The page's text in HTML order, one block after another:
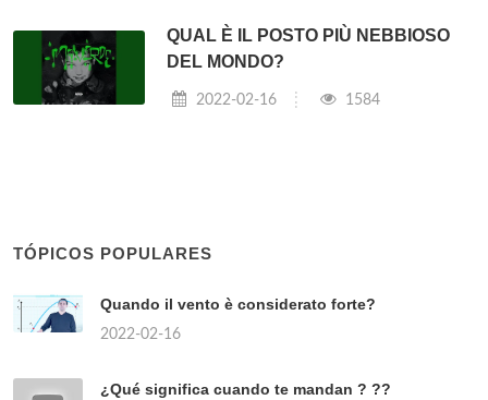
QUAL È IL POSTO PIÙ NEBBIOSO
DEL MONDO?
2022-02-16 1584
TÓPICOS POPULARES
Quando il vento è considerato forte?
2022-02-16
¿Qué significa cuando te mandan ? ??